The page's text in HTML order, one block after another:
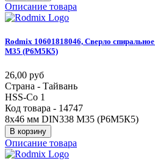
Описание товара
Rodmix 10601818046, Сверло спиральное
М35 (Р6М5К5)
26,00 руб
Страна - Тайвань
HSS-Co 1
Код товара - 14747
8х46 мм DIN338 М35 (Р6М5К5)
В корзину
Описание товара